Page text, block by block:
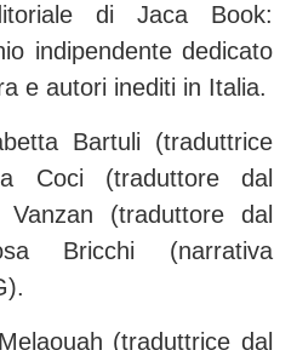
di Jaca Book:
indipendente dedicato
e autori inediti in Italia.
Bartuli (traduttrice
Coci (traduttore dal
Vanzan (traduttore dal
Bricchi (narrativa
(traduttrice dal